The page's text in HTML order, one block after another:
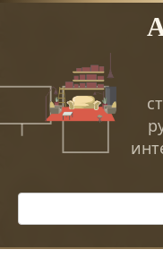
Перейти
Поиск: